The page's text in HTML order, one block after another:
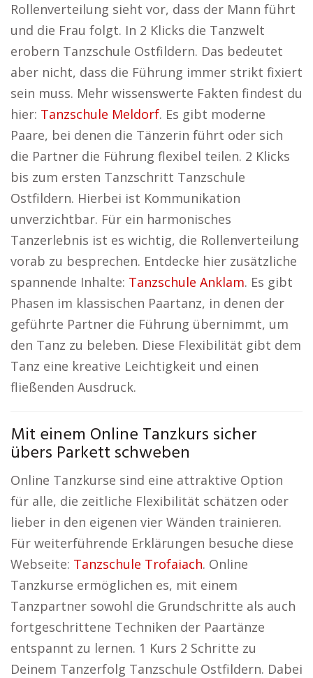
Rollenverteilung sieht vor, dass der Mann führt
und die Frau folgt. In 2 Klicks die Tanzwelt
erobern Tanzschule Ostfildern. Das bedeutet
aber nicht, dass die Führung immer strikt fixiert
sein muss. Mehr wissenswerte Fakten findest du
hier: Tanzschule Meldorf. Es gibt moderne
Paare, bei denen die Tänzerin führt oder sich
die Partner die Führung flexibel teilen. 2 Klicks
bis zum ersten Tanzschritt Tanzschule
Ostfildern. Hierbei ist Kommunikation
unverzichtbar. Für ein harmonisches
Tanzerlebnis ist es wichtig, die Rollenverteilung
vorab zu besprechen. Entdecke hier zusätzliche
spannende Inhalte: Tanzschule Anklam. Es gibt
Phasen im klassischen Paartanz, in denen der
geführte Partner die Führung übernimmt, um
den Tanz zu beleben. Diese Flexibilität gibt dem
Tanz eine kreative Leichtigkeit und einen
fließenden Ausdruck.
Mit einem Online Tanzkurs sicher
übers Parkett schweben
Online Tanzkurse sind eine attraktive Option
für alle, die zeitliche Flexibilität schätzen oder
lieber in den eigenen vier Wänden trainieren.
Für weiterführende Erklärungen besuche diese
Webseite: Tanzschule Trofaiach. Online
Tanzkurse ermöglichen es, mit einem
Tanzpartner sowohl die Grundschritte als auch
fortgeschrittene Techniken der Paartänze
entspannt zu lernen. 1 Kurs 2 Schritte zu
Deinem Tanzerfolg Tanzschule Ostfildern. Dabei